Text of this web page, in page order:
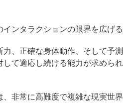
インタラクションの限界を広げる
、正確な身体動作、そして予測
して適応し続ける能力が求められ
、非常に高難度で複雑な現実世界